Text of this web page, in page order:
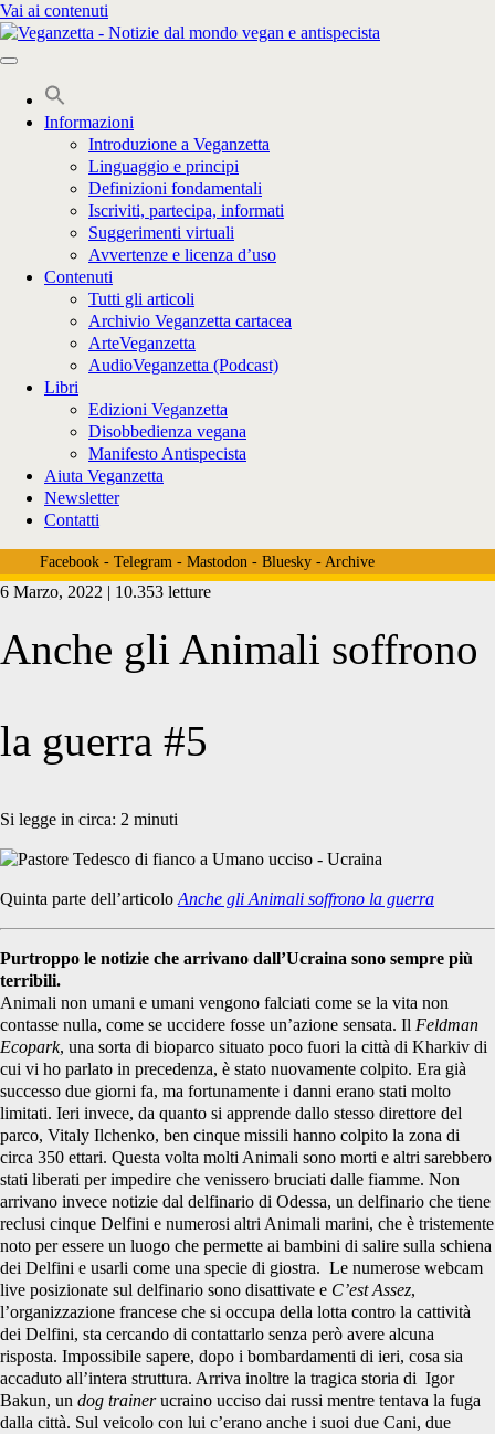
Vai ai contenuti
Informazioni
Introduzione a Veganzetta
Linguaggio e principi
Definizioni fondamentali
Iscriviti, partecipa, informati
Suggerimenti virtuali
Avvertenze e licenza d’uso
Contenuti
Tutti gli articoli
Archivio Veganzetta cartacea
ArteVeganzetta
AudioVeganzetta (Podcast)
Libri
Edizioni Veganzetta
Disobbedienza vegana
Manifesto Antispecista
Aiuta Veganzetta
Newsletter
Contatti
Facebook- Telegram- Mastodon- Bluesky- Archive
6 Marzo, 2022 | 10.353 letture
Anche gli Animali soffrono
la guerra #5
Si legge in circa: 2 minuti
Quinta parte dell’articolo Anche gli Animali soffrono la guerra
Purtroppo le notizie che arrivano dall’Ucraina sono sempre più
terribili.
Animali non umani e umani vengono falciati come se la vita non
contasse nulla, come se uccidere fosse un’azione sensata. Il Feldman
Ecopark, una sorta di bioparco situato poco fuori la città di Kharkiv di
cui vi ho parlato in precedenza, è stato nuovamente colpito. Era già
successo due giorni fa, ma fortunamente i danni erano stati molto
limitati. Ieri invece, da quanto si apprende dallo stesso direttore del
parco, Vitaly Ilchenko, ben cinque missili hanno colpito la zona di
circa 350 ettari. Questa volta molti Animali sono morti e altri sarebbero
stati liberati per impedire che venissero bruciati dalle fiamme. Non
arrivano invece notizie dal delfinario di Odessa, un delfinario che tiene
reclusi cinque Delfini e numerosi altri Animali marini, che è tristemente
noto per essere un luogo che permette ai bambini di salire sulla schiena
dei Delfini e usarli come una specie di giostra. Le numerose webcam
live posizionate sul delfinario sono disattivate e C’est Assez,
l’organizzazione francese che si occupa della lotta contro la cattività
dei Delfini, sta cercando di contattarlo senza però avere alcuna
risposta. Impossibile sapere, dopo i bombardamenti di ieri, cosa sia
accaduto all’intera struttura. Arriva inoltre la tragica storia di Igor
Bakun, un dog trainerucraino ucciso dai russi mentre tentava la fuga
dalla città. Sul veicolo con lui c’erano anche i suoi due Cani, due